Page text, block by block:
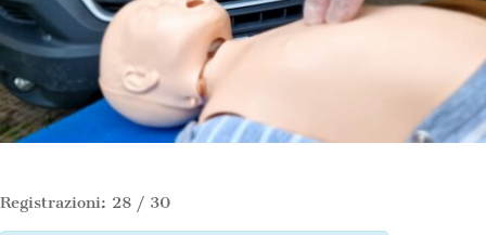
Registrazioni: 28 / 30